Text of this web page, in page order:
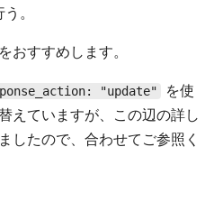
。
おすすめします。
"update"
を使
えていますが、この辺の詳し
したので、合わせてご参照く